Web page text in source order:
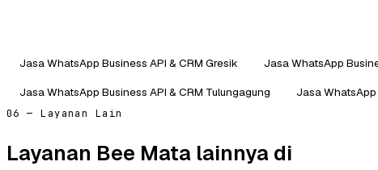
Jasa WhatsApp Business API & CRM Gresik Jasa WhatsApp
Jasa WhatsApp Business API & CRM Tulungagung
Jasa WhatsApp
06 — Layanan Lain
Layanan Bee Mata lainnya di